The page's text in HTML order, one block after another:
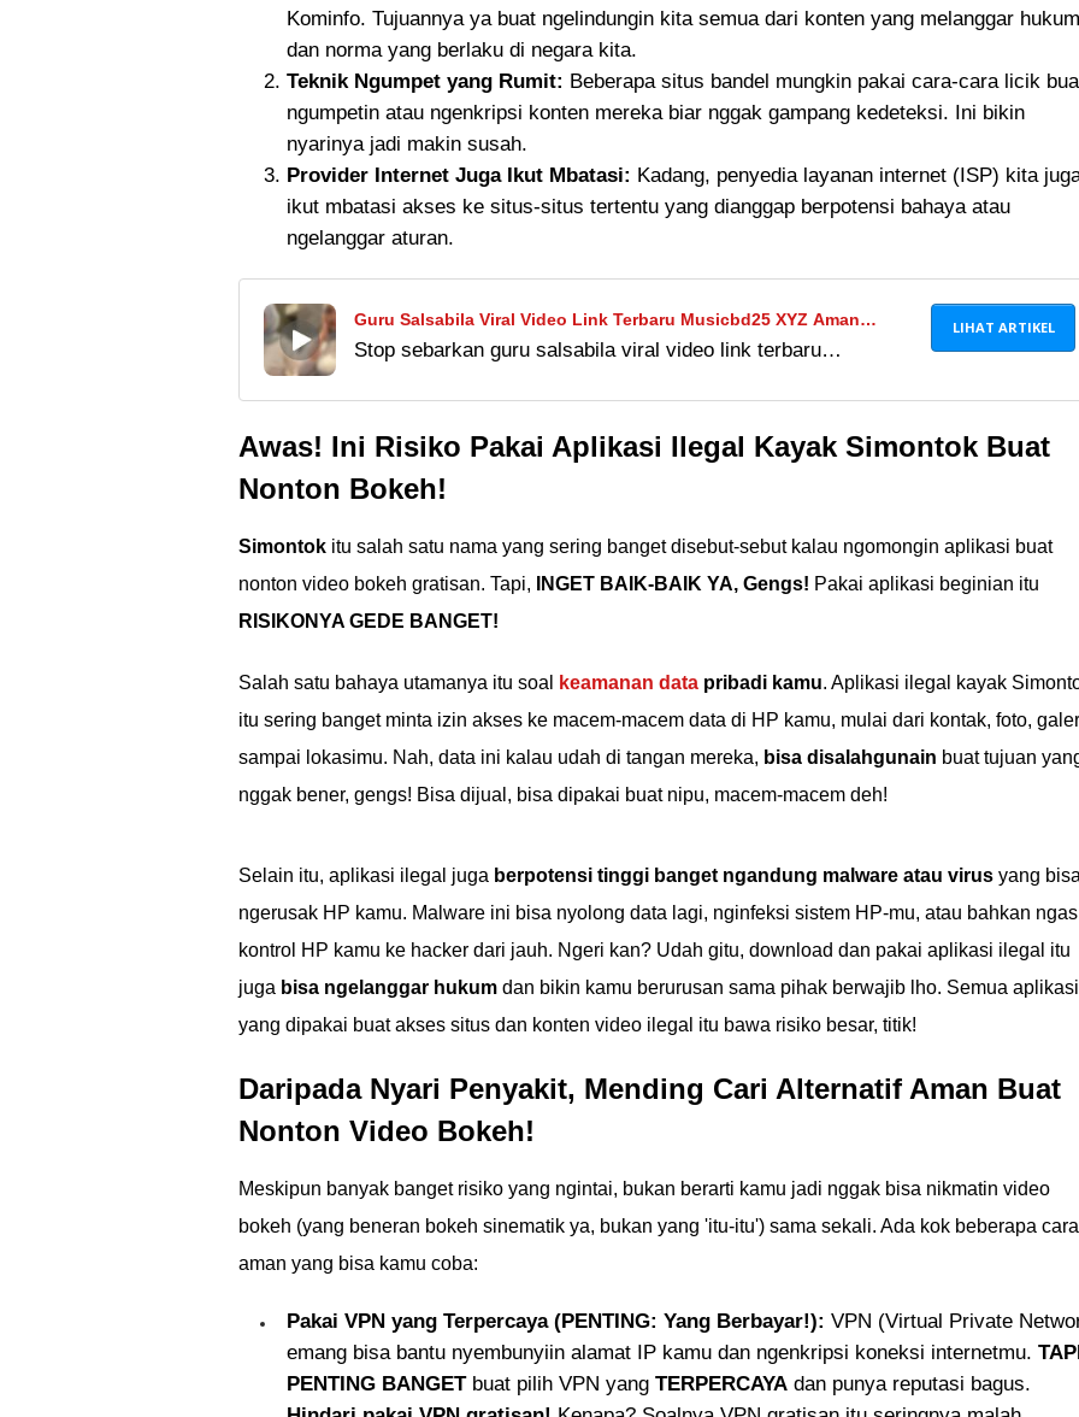
Kominfo. Tujuannya ya buat ngelindungin kita semua dari konten yang melanggar hukum
dan norma yang berlaku di negara kita.
Teknik Ngumpet yang Rumit: Beberapa situs bandel mungkin pakai cara-cara licik
ngumpetin atau ngenkripsi konten mereka biar nggak gampang kedeteksi. Ini bikin
nyarinya jadi makin susah.
Provider Internet Juga Ikut Mbatasi: Kadang, penyedia layanan internet (ISP) kita
ikut mbatasi akses ke situs-situs tertentu yang dianggap berpotensi bahaya atau
ngelanggar aturan.
Guru Salsabila Viral Video Link Terbaru Musicbd25 XYZ Aman
Ditonton?
Stop sebarkan guru salsabila viral video link terbaru
LIHAT ARTIKEL
Awas! Ini Risiko Pakai Aplikasi Ilegal Kayak Simontok Buat
Nonton Bokeh!
Simontok itu salah satu nama yang sering banget disebut-sebut kalau ngomongin aplikasi buat
nonton video bokeh gratisan. Tapi,
INGET BAIK-BAIK YA, Gengs! Pakai aplikasi beginian itu
RISIKONYA GEDE BANGET!
Salah satu bahaya utamanya itu soal keamanan data pribadi kamu. Aplikasi ilegal kayak
itu sering banget minta izin akses ke macem-macem data di HP kamu, mulai dari kontak, foto,
sampai lokasimu. Nah, data ini kalau udah di tangan mereka, bisa disalahgunain buat tujuan
nggak bener, gengs! Bisa dijual, bisa dipakai buat nipu, macem-macem deh!
Selain itu, aplikasi ilegal juga berpotensi tinggi banget ngandung malware atau virus yang
ngerusak HP kamu. Malware ini bisa nyolong data lagi, nginfeksi sistem HP-mu, atau bahkan
kontrol HP kamu ke hacker dari jauh. Ngeri kan? Udah gitu, download dan pakai aplikasi ilegal itu
juga bisa ngelanggar hukum dan bikin kamu berurusan sama pihak berwajib lho. Semua aplikasi
yang dipakai buat akses situs dan konten video ilegal itu bawa risiko besar, titik!
Daripada Nyari Penyakit, Mending Cari Alternatif Aman Buat
Nonton Video Bokeh!
Meskipun banyak banget risiko yang ngintai, bukan berarti kamu jadi nggak bisa nikmatin video
bokeh (yang beneran bokeh sinematik ya, bukan yang 'itu-itu') sama sekali. Ada kok beberapa cara
aman yang bisa kamu coba:
Pakai VPN yang Terpercaya (PENTING: Yang Berbayar!): VPN (Virtual Private
emang bisa bantu nyembunyiin alamat IP kamu dan ngenkripsi koneksi internetmu.
PENTING BANGETbuat pilih VPN yang TERPERCAYA dan punya reputasi bagus.